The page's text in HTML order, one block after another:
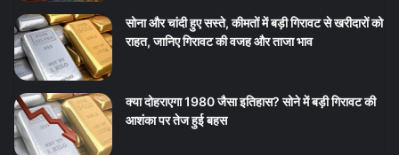
सोना और चांदी हुए सस्ते, कीमतों में बड़ी गिरावट से खरीदारों को
राहत, जानिए गिरावट की वजह और ताजा भाव
क्या दोहराएगा 1980 जैसा इतिहास? सोने में बड़ी गिरावट की
आशंका पर तेज हुई बहस